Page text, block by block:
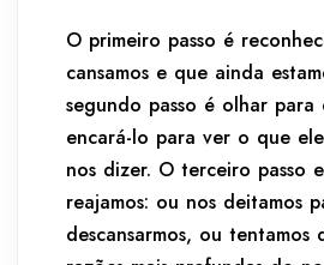
O primeiro passo é
cansamos e que ainda
segundo passo é olhar para
encará-lo para ver o que
nos dizer. O terceiro passo
reajamos: ou nos deitamos
descansarmos, ou tentamos